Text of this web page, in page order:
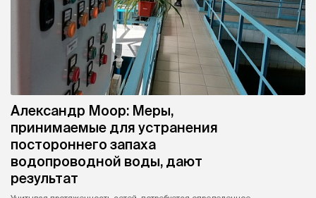
Александр Моор: Меры,
принимаемые для устранения
постороннего запаха
водопроводной воды, дают
результат